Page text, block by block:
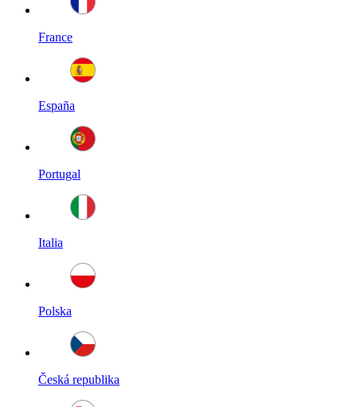
France
España
Portugal
Italia
Polska
Česká republika